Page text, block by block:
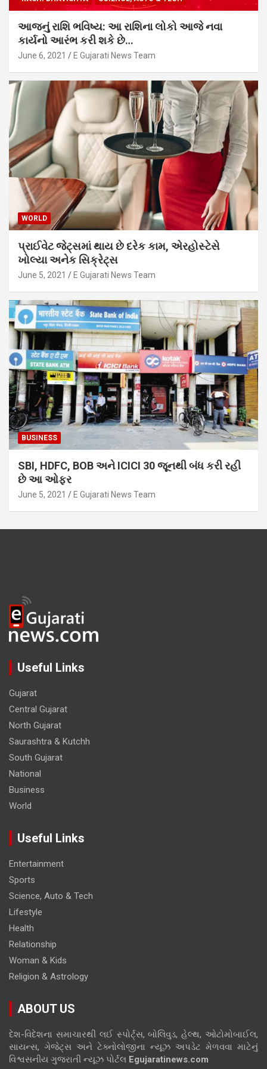
આજનું રાશિ ભવિષ્ય: આ રાશિના લોકો આજે નવા
કાર્યનો આરંભ કરી શકે છે…
June 6, 2021 E Gujarati News Team
WORLD
પ્રાઈવેટ જેટ્સમાં થાય છે દરેક કામ, એરહોસ્ટેસે
ખોલ્યા અનેક સિક્રેટ્સ
June 5, 2021 E Gujarati News Team
BUSINESS
SBI, HDFC, BOB અને ICICI 30 જૂનથી બંધ કરી રહી
છે આ ઓફર
June 5, 2021 E Gujarati News Team
Useful Links
Gujarat
Central Gujarat
North Gujarat
Saurashtra & Kutchh
South Gujarat
National
Business
World
Useful Links
Entertainment
Sports
Science, Auto & Tech
Lifestyle
Health
Relationship
Woman & Kids
Religion & Astrology
ABOUT US
દેશ-વિદેશના સમાચારથી લઈ સ્પોર્ટ્સ, બોલિવુડ, હેલ્થ, ઓટોમોબાઈલ,
સાયન્સ, ગેજેટ્સ અને ટેક્નોલોજીના ન્યૂઝ અપડેટ મેળવવા માટેનું
વિશ્વસનીય ગુજરાતી ન્યૂઝ પોર્ટલ Egujaratinews.com